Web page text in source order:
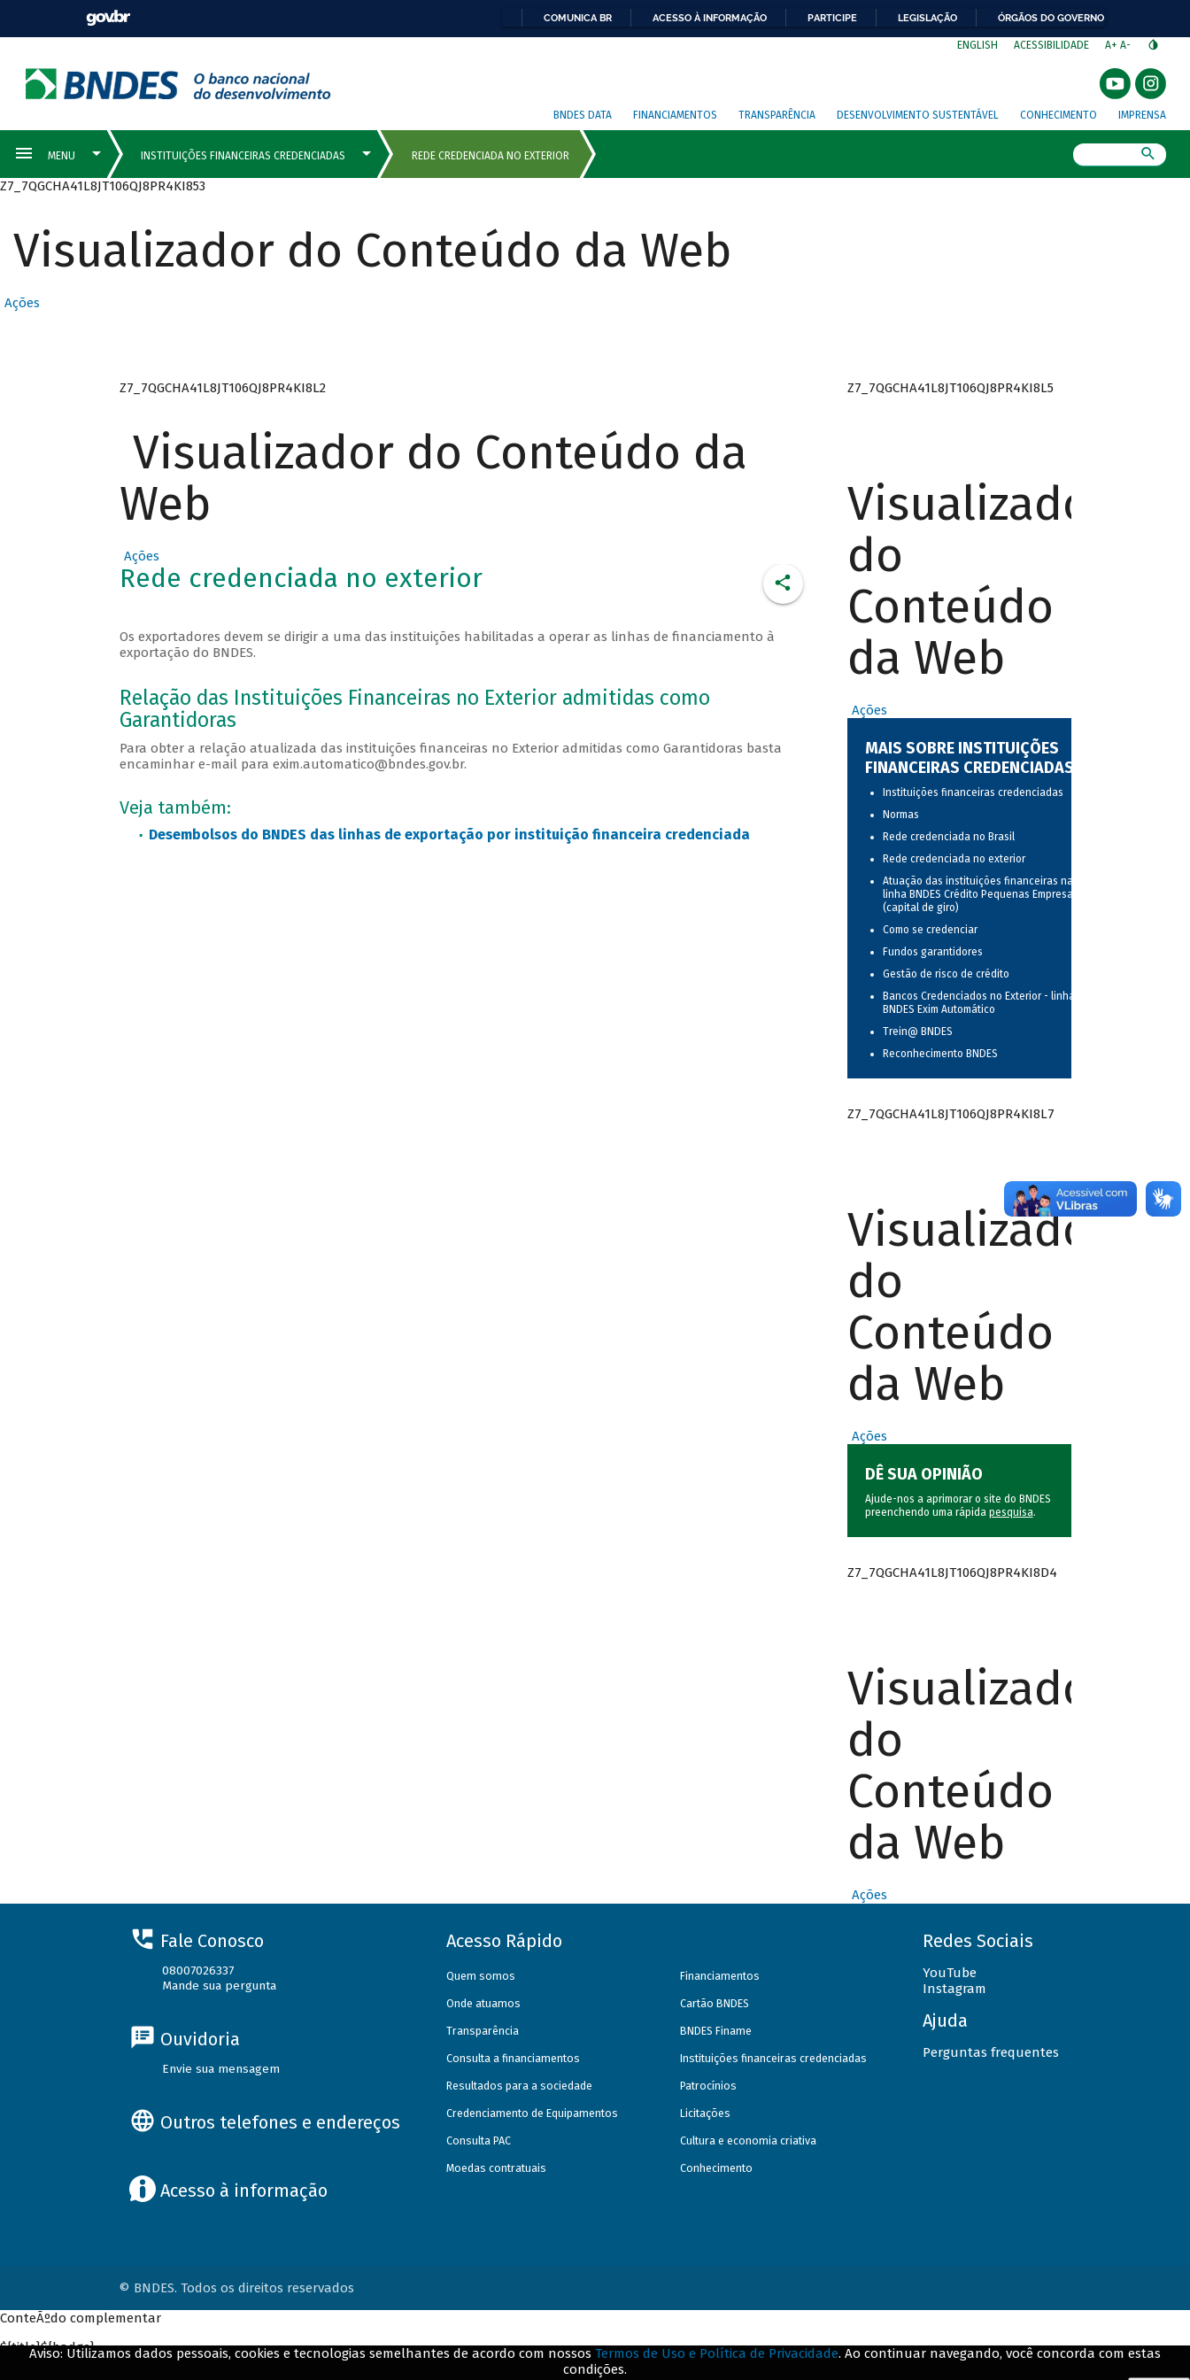
COMUNICA BR ACESSO À INFORMAÇÃO PARTICIPE LEGISLAÇÃO ÓRGÃOS DO GOVERNO
ENGLISH ACESSIBILIDADE A+ A-
BNDES DATA FINANCIAMENTOS TRANSPARÊNCIA DESENVOLVIMENTO SUSTENTÁVEL CONHECIMENTO IMPRENSA
Z7_7QGCHA41L8JT106QJ8PR4KI853
Visualizador do Conteúdo da Web
Ações
Z7_7QGCHA41L8JT106QJ8PR4KI8L2
Visualizador do Conteúdo da
Web
Ações
Rede credenciada no exterior
Os exportadores devem se dirigir a uma das instituições habilitadas a operar as linhas de financiamento à
exportação do BNDES.
Relação das Instituições Financeiras no Exterior admitidas como
Garantidoras
Para obter a relação atualizada das instituições financeiras no Exterior admitidas como Garantidoras basta
encaminhar e-mail para exim.automatico@bndes.gov.br.
Veja também:
Desembolsos do BNDES das linhas de exportação por instituição financeira credenciada
Z7_7QGCHA41L8JT106QJ8PR4KI8L5
Visualizador
do
Conteúdo
da Web
Ações
MAIS SOBRE INSTITUIÇÕES
FINANCEIRAS CREDENCIADAS
Instituições financeiras credenciadas
Normas
Rede credenciada no Brasil
Rede credenciada no exterior
Atuação das instituições financeiras na
linha BNDES Crédito Pequenas Empresas
(capital de giro)
Como se credenciar
Fundos garantidores
Gestão de risco de crédito
Bancos Credenciados no Exterior - linha
BNDES Exim Automático
Trein@ BNDES
Reconhecimento BNDES
Z7_7QGCHA41L8JT106QJ8PR4KI8L7
Visualizador
do
Conteúdo
da Web
Ações
DÊ SUA OPINIÃO
Ajude-nos a aprimorar o site do BNDES
preenchendo uma rápida pesquisa.
Z7_7QGCHA41L8JT106QJ8PR4KI8D4
Visualizador
do
Conteúdo
da Web
Ações
Fale Conosco
08007026337
Mande sua pergunta
Ouvidoria
Envie sua mensagem
Outros telefones e endereços
Acesso à informação
Acesso Rápido
Quem somos
Onde atuamos
Transparência
Consulta a financiamentos
Resultados para a sociedade
Credenciamento de Equipamentos
Consulta PAC
Moedas contratuais
Financiamentos
Cartão BNDES
BNDES Finame
Instituições financeiras credenciadas
Patrocínios
Licitações
Cultura e economia criativa
Conhecimento
Redes Sociais
YouTube
Instagram
Ajuda
Perguntas frequentes
© BNDES. Todos os direitos reservados
Aviso: Utilizamos dados pessoais, cookies e tecnologias semelhantes de acordo com nossos Termos de Uso e Política de Privacidade. Ao continuar navegando, você concorda com estas
condições.
ConteÃºdo complementar
${title}${badge}